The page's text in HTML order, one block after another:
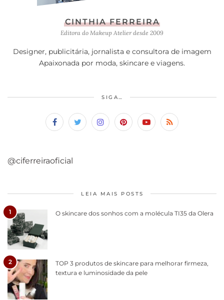
CINTHIA FERREIRA
Editora do Makeup Atelier desde 2009
Designer, publicitária, jornalista e consultora de imagem
Apaixonada por moda, skincare e viagens.
SIGA…
@ciferreiraoficial
LEIA MAIS POSTS
1 O skincare dos sonhos com a molécula TI35 da Olera
2
TOP 3 produtos de skincare para melhorar firmeza,
textura e luminosidade da pele